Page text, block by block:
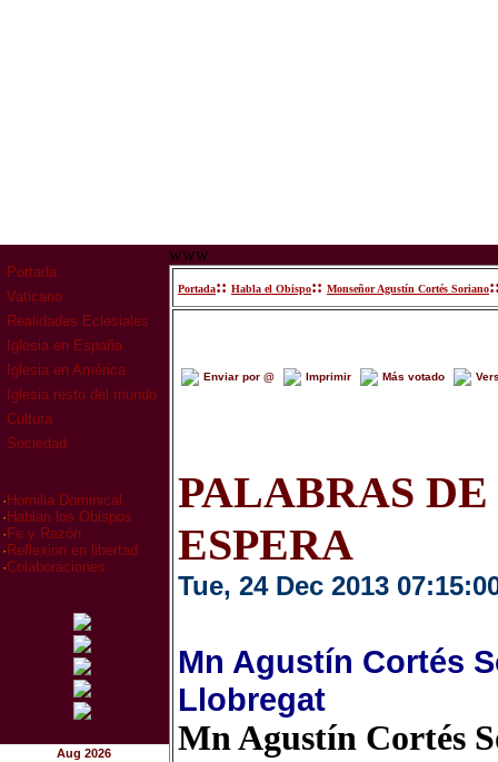
Portada
Vaticano
Realidades Eclesiales
Iglesia en España
Iglesia en América
Iglesia resto del mundo
Cultura
Sociedad
· Homilia Dominical
· Hablan los Obispos
· Fe y Razón
· Reflexion en libertad
·Colaboraciones
Aug 2026
www
Portada:: Habla el Obispo:: Monseñor Agustín Cortés Soriano
Enviar por @ Imprimir Más votado
PALABRAS
ESPERA
Tue, 24 Dec 2013
Mn Agustín Cortés
Llobregat
Mn Agustín Cortés